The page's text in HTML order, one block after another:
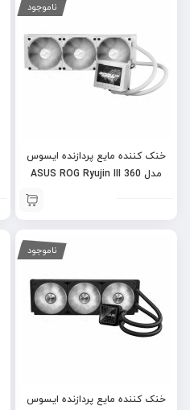
ناموجود
خنک کننده مایع پردازنده ایسوس
مدل ASUS ROG Ryujin III 360
ناموجود
خنک کننده مایع پردازنده ایسوس